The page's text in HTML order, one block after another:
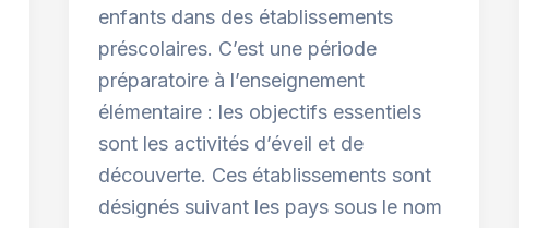
enfants dans des établissements
préscolaires. C’est une période
préparatoire à l’enseignement
élémentaire : les objectifs essentiels
sont les activités d’éveil et de
découverte. Ces établissements sont
désignés suivant les pays sous le nom